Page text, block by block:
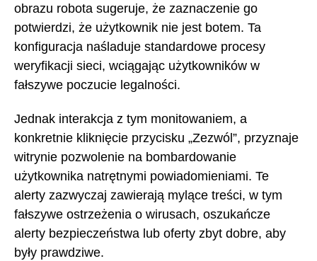
obrazu robota sugeruje, że zaznaczenie go
potwierdzi, że użytkownik nie jest botem. Ta
konfiguracja naśladuje standardowe procesy
weryfikacji sieci, wciągając użytkowników w
fałszywe poczucie legalności.
Jednak interakcja z tym monitowaniem, a
konkretnie kliknięcie przycisku „Zezwól”, przyznaje
witrynie pozwolenie na bombardowanie
użytkownika natrętnymi powiadomieniami. Te
alerty zazwyczaj zawierają mylące treści, w tym
fałszywe ostrzeżenia o wirusach, oszukańcze
alerty bezpieczeństwa lub oferty zbyt dobre, aby
były prawdziwe.